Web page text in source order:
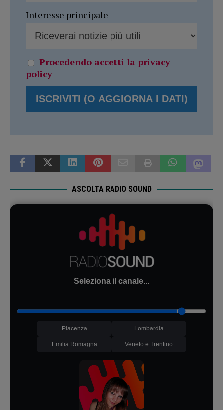
Interesse principale
Procedendo accetti la privacy
policy
ASCOLTA RADIO SOUND
Seleziona il canale...
Piacenza Lombardia
Emilia Romagna Veneto e Trentino